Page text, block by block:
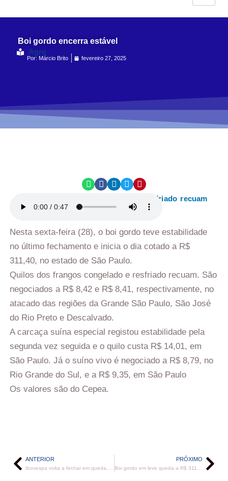
Boi gordo encerra estável
Agro
Por: Márcio Brito fevereiro 27, 2025
Quilos dos frangos congelado e resfriado recuam
Nesta sexta-feira (28), o boi gordo teve estabilidade
no último fechamento e inicia o dia cotado a R$
311,40, no estado de São Paulo.
Quilos dos frangos congelado e resfriado recuam. São
negociados a R$ 8,42 e R$ 8,41, respectivamente, no
atacado das regiões da Grande São Paulo, São José
do Rio Preto e Descalvado.
A carcaça suína especial registou estabilidade pela
segunda vez seguida e o quilo custa R$ 14,01, em
São Paulo. Já o suíno vivo é negociado a R$ 8,79, no
Rio Grande do Sul, e a R$ 9,35, em São Paulo
Os valores são do Cepea.
ANTERIOR PRÓXIMO